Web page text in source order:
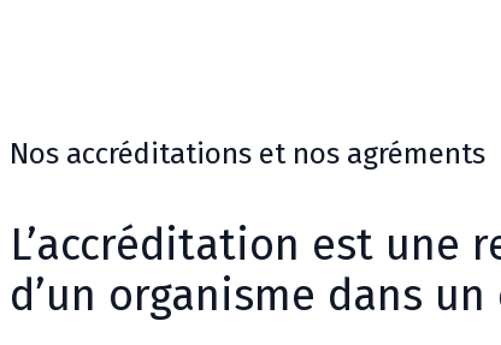
Nos accréditations et nos agréments
L’accréditation est une
d’un organisme dans